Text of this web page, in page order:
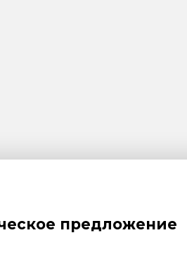
предложение